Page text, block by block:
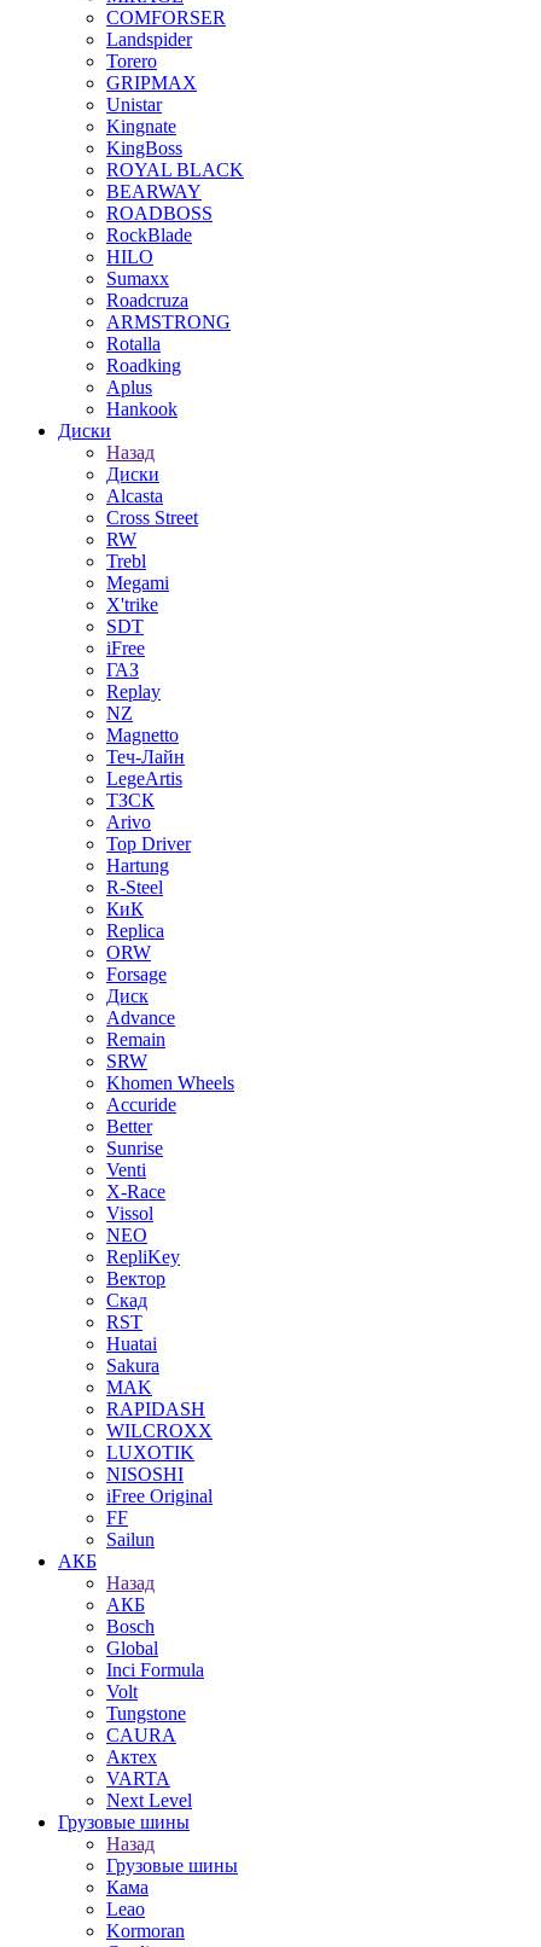
COMFORSER
Landspider
Torero
GRIPMAX
Unistar
Kingnate
KingBoss
ROYAL BLACK
BEARWAY
ROADBOSS
RockBlade
HILO
Sumaxx
Roadcruza
ARMSTRONG
Rotalla
Roadking
Aplus
Hankook
Диски
Назад
Диски
Alcasta
Cross Street
RW
Trebl
Megami
X'trike
SDT
iFree
ГАЗ
Replay
NZ
Magnetto
Теч-Лайн
LegeArtis
ТЗСК
Arivo
Top Driver
Hartung
R-Steel
КиК
Replica
ORW
Forsage
Диск
Advance
Remain
SRW
Khomen Wheels
Accuride
Better
Sunrise
Venti
X-Race
Vissol
NEO
RepliKey
Вектор
Скад
RST
Huatai
Sakura
MAK
RAPIDASH
WILCROXX
LUXOTIK
NISOSHI
iFree Original
FF
Sailun
АКБ
Назад
АКБ
Bosch
Global
Inci Formula
Volt
Tungstone
CAURA
Актех
VARTA
Next Level
Грузовые шины
Назад
Грузовые шины
Кама
Leao
Kormoran